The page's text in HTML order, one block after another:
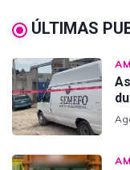
ÚLTIMAS